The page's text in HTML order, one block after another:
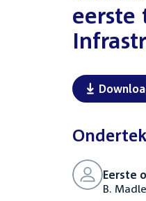
eerste
Eerste
B.